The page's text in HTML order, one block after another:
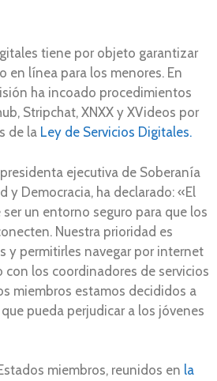
tiene por objeto garantizar
en línea para los menores. En
ha incoado procedimientos
Stripchat, XNXX y XVideos por
de la Ley de Servicios Digitales.
ejecutiva de Soberanía
y Democracia, ha declarado: «El
un entorno seguro para que los
Nuestra prioridad es
y permitirles navegar por internet
con los coordinadores de servicios
miembros estamos decididos a
pueda perjudicar a los jóvenes
miembros, reunidos en la